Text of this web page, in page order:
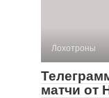
Лохотроны
матчи от